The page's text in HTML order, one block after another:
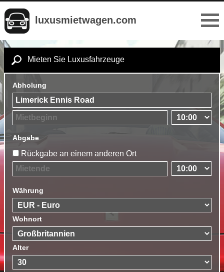
luxusmietwagen.com
Mieten Sie Luxusfahrzeuge
Abholung
Abgabe
Rückgabe an einem anderen Ort
Währung
Wohnort
Alter